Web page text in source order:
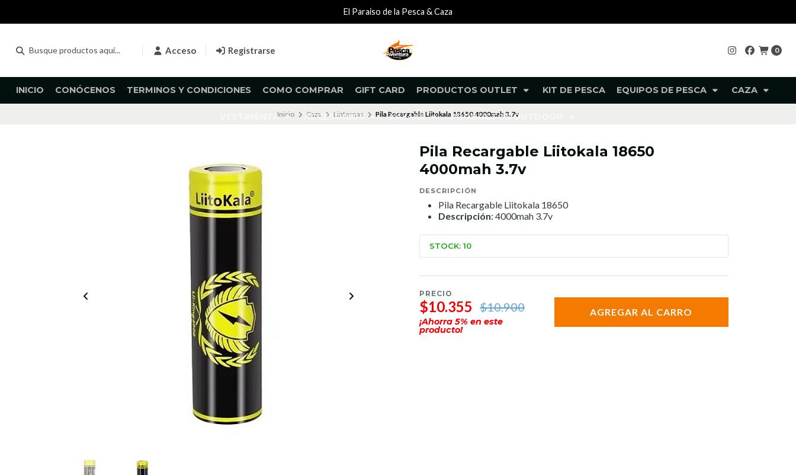
Acceso Registrarse 0
INICIO CONÓCENOS TERMINOS Y CONDICIONES COMO COMPRAR GIFT CARD PRODUCTOS OUTLET KIT DE PESCA EQUIPOS DE PESCA CAZA
VESTIMENTA ACCESORIOS KAYAKS PRODUCTOS OUTDOOR
El Paraiso de la Pesca & Caza
Inicio Caza Linternas Pila Recargable Liitokala 18650 4000mah 3.7v
Pila Recargable Liitokala 18650
4000mah 3.7v
DESCRIPCIÓN
Pila Recargable Liitokala 18650
Descripción: 4000mah 3.7v
STOCK: 10
PRECIO
$10.355 $10.900
¡Ahorra5% en este
producto!
AGREGAR AL CARRO